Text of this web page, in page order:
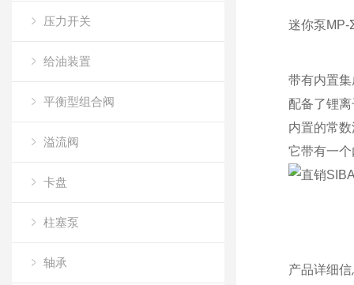
压力开关
给油装置
平衡型组合阀
溢流阀
卡盘
柱塞泵
轴承
迷你泵
带有内置
配备了锂
内置的常
它带有一
产品详细信